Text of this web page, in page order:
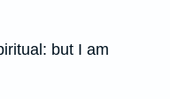
but I am